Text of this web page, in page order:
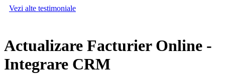
Vezi alte testimoniale
Actualizare Facturier Online -
Integrare CRM